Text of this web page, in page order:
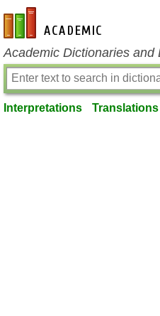
en-academic.com
Academic Dictionaries and
Interpretations Translations